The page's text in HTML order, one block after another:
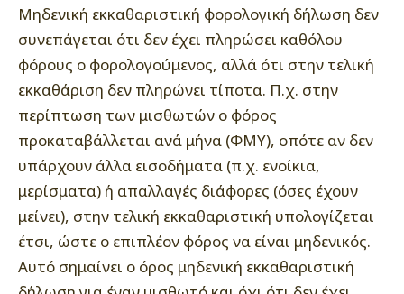
Μηδενική εκκαθαριστική φορολογική δήλωση δεν
συνεπάγεται ότι δεν έχει πληρώσει καθόλου
φόρους ο φορολογούμενος, αλλά ότι στην τελική
εκκαθάριση δεν πληρώνει τίποτα. Π.χ. στην
περίπτωση των μισθωτών ο φόρος
προκαταβάλλεται ανά μήνα (ΦΜΥ), οπότε αν δεν
υπάρχουν άλλα εισοδήματα (π.χ. ενοίκια,
μερίσματα) ή απαλλαγές διάφορες (όσες έχουν
μείνει), στην τελική εκκαθαριστική υπολογίζεται
έτσι, ώστε ο επιπλέον φόρος να είναι μηδενικός.
Αυτό σημαίνει ο όρος μηδενική εκκαθαριστική